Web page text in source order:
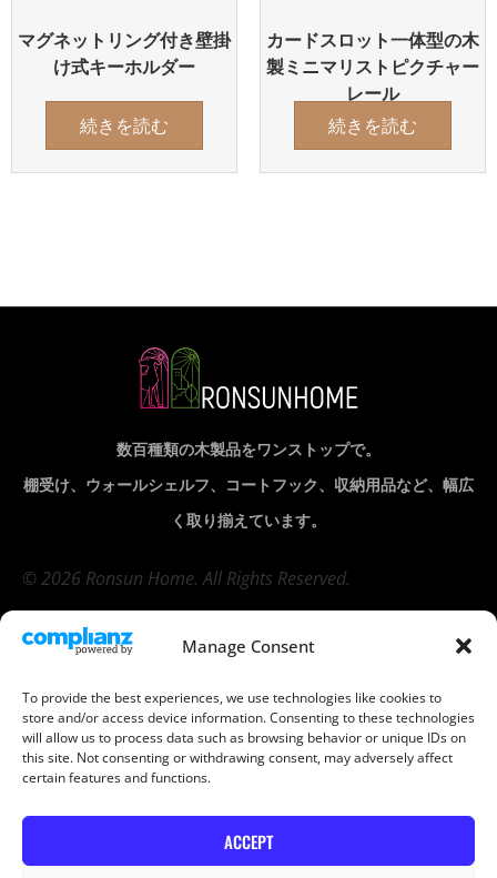
Manage Consent
To provide the best experiences, we use technologies like cookies to
store and/or access device information. Consenting to these technologies
will allow us to process data such as browsing behavior or unique IDs on
this site. Not consenting or withdrawing consent, may adversely affect
certain features and functions.
ACCEPT
マグネットリング付き壁掛
け式キーホルダー
続きを読む
カードスロット一体型の木
製ミニマリストピクチャー
レール
続きを読む
数百種類の木製品をワンストップで。
棚受け、ウォールシェルフ、コートフック、収納用品など、幅広
く取り揃えています。
© 2026 Ronsun Home. All Rights Reserved.
棚受け (7)
木製ペグボ
ード
家具
(24)
収納・オー
(5)